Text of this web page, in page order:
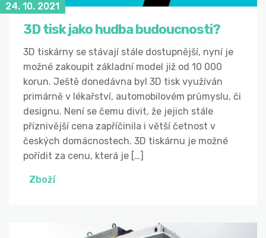
24. 10. 2021
3D tisk jako hudba budoucnosti?
3D tiskárny se stávají stále dostupnější, nyní je
možné zakoupit základní model již od 10 000
korun. Ještě donedávna byl 3D tisk využíván
primárně v lékařství, automobilovém průmyslu, či
designu. Není se čemu divit, že jejich stále
příznivější cena zapříčinila i větší četnost v
českých domácnostech. 3D tiskárnu je možné
pořídit za cenu, která je […]
Zboží